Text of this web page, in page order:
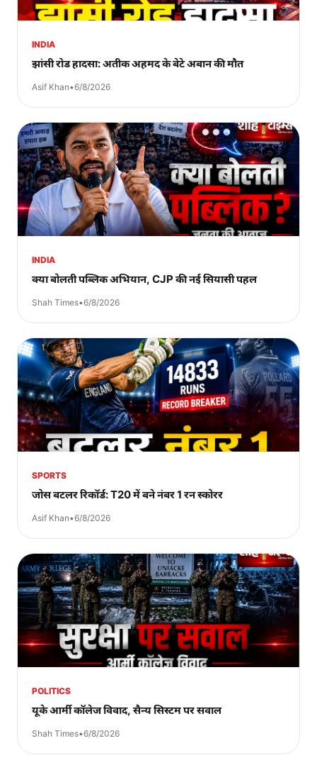
INDIA
झांसी रोड हादसा: अतीक अहमद के बेटे अबान की मौत
Asif Khan•6/8/2026
INDIA
क्या बोलती पब्लिक अभियान, CJP की नई सियासी पहल
Shah Times•6/8/2026
SPORTS
जोस बटलर रिकॉर्ड: T20 में बने नंबर 1 रन स्कोरर
Asif Khan•6/8/2026
POLITICS
यूके आर्मी कॉलेज विवाद, सैन्य सिस्टम पर सवाल
Shah Times•6/8/2026